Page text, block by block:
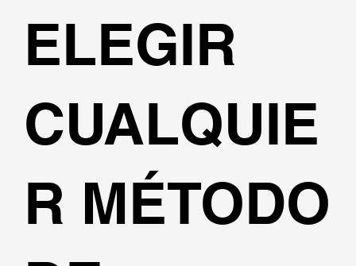
ELEGIR
CUALQUIE
R MÉTODO